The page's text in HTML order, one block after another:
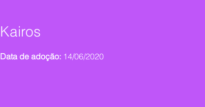
Kairos
Data de adoção: 14/06/2020